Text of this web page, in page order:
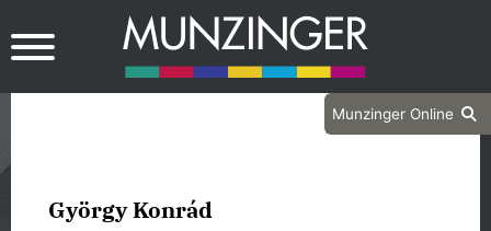
Munzinger Online
György Konrád